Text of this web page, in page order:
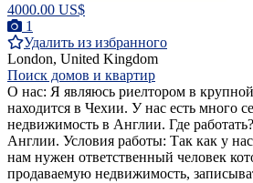
4000.00 US$
1
Удалить из избранного
London, United Kingdom
Поиск домов и квартир
О нас: Я являюсь риелтором в
находится в Чехии. У нас есть много
недвижимость в Англии. Где
Англии. Условия работы: Так как у
нам нужен ответственный человек
продаваемую недвижимость,